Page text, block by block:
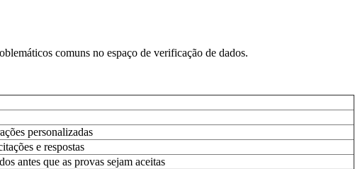
comuns no espaço de verificação de dados.
personalizadas
e respostas
antes que as provas sejam aceitas